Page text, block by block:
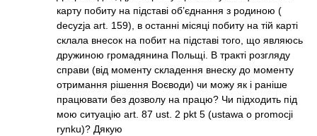
карту побиту на підставі об’єднання з родиною (
decyzja art. 159), в останні місяці побиту на тій карті
склала внесок на побит на підставі того, що являюсь
дружиною громадянина Польщі. В тракті розгляду
справи (від моменту складення внеску до моменту
отримання рішення Воєводи) чи можу як і раніше
працювати без дозволу на працю? Чи підходить під
мою ситуацію art. 87 ust. 2 pkt 5 (ustawa o promocji
rynku)? Дякую